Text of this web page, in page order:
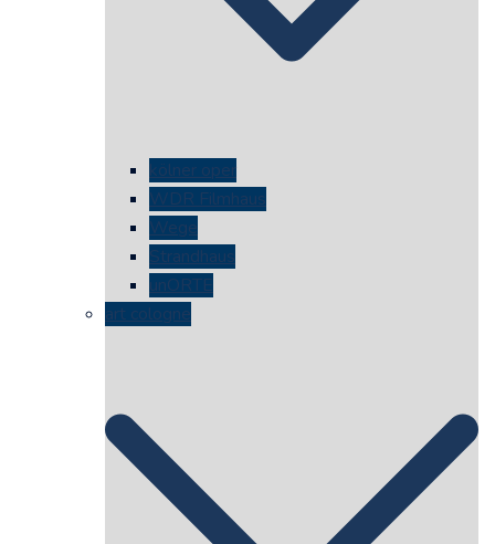
kölner oper
WDR Filmhaus
Wege
Strandhaus
unORTE
art cologne